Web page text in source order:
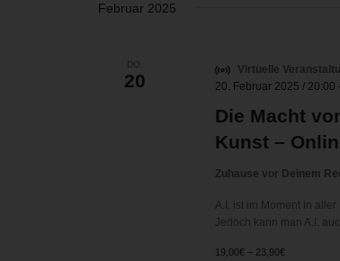
Februar 2025
DO.
20
Die Macht
Kunst –
20. Februar 2025 / 20:00 -
Zuhause vor Deinem
Virtuelle
A.I. ist im Moment in
Jedoch kann man A.I.
19,00€ – 23,90€